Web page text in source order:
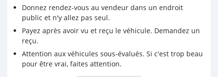
Donnez rendez-vous au vendeur dans un endroit
public et n'y allez pas seul.
Payez après avoir vu et reçu le véhicule. Demandez un
reçu.
Attention aux véhicules sous-évalués. Si c'est trop beau
pour être vrai, faites attention.